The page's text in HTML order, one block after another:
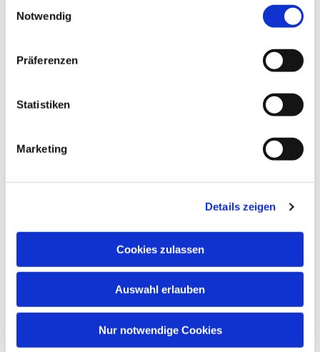
Notwendig
Präferenzen
Statistiken
Marketing
Details zeigen
Cookies zulassen
Auswahl erlauben
Nur notwendige Cookies
Dies könnte Sie auch
interessieren